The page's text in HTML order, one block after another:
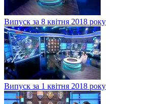
Випуск за 8 квітня 2018 року
Випуск за 1 квітня 2018 року